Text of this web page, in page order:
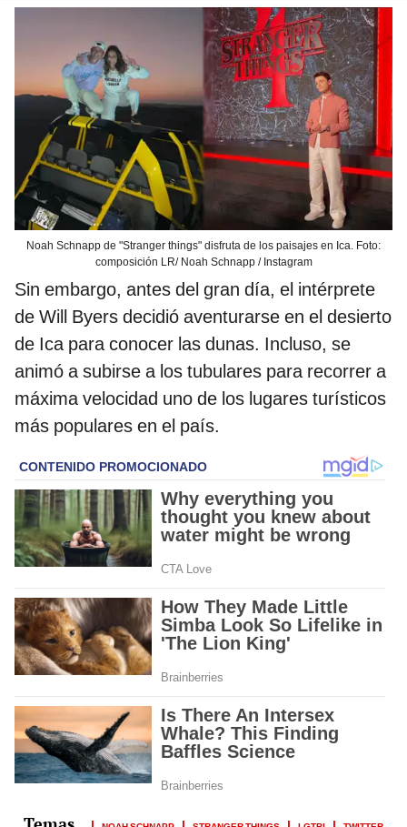
Noah Schnapp de "Stranger things" disfruta de los paisajes en Ica. Foto:
composición LR/ Noah Schnapp / Instagram
Sin embargo, antes del gran día, el intérprete
de Will Byers decidió aventurarse en el desierto
de Ica para conocer las dunas. Incluso, se
animó a subirse a los tubulares para recorrer a
máxima velocidad uno de los lugares turísticos
más populares en el país.